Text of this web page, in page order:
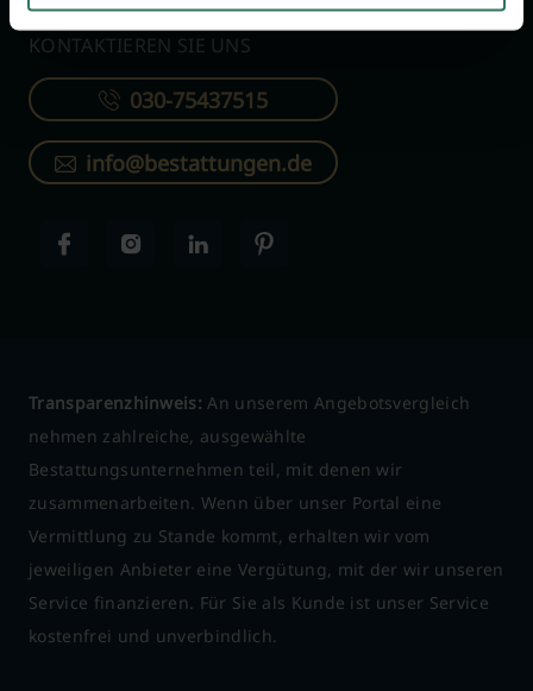
KONTAKTIEREN SIE UNS
030-75437515
info@bestattungen.de
Transparenzhinweis: An unserem Angebotsvergleich
nehmen zahlreiche, ausgewählte
Bestattungsunternehmen teil, mit denen wir
zusammenarbeiten. Wenn über unser Portal eine
Vermittlung zu Stande kommt, erhalten wir vom
jeweiligen Anbieter eine Vergütung, mit der wir unseren
Service finanzieren. Für Sie als Kunde ist unser Service
kostenfrei und unverbindlich.